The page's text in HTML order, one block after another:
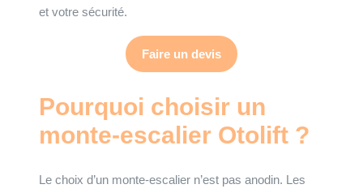
et votre sécurité.
Faire un devis
Pourquoi choisir un
monte-escalier Otolift ?
Le choix d’un monte-escalier n’est pas anodin. Les